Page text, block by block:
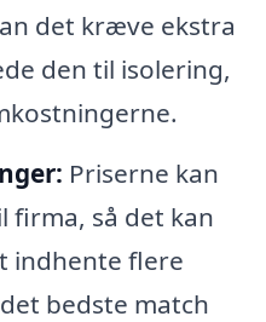
det kræve ekstra
den til isolering,
Priserne kan
firma, så det kan
indhente flere
bedste match